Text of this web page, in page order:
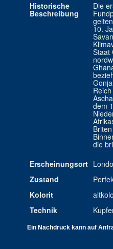
Historische
Beschreibung
Die
10.
Staat
dem
die
Erscheinungsort
Zustand
Kolorit
Technik
Ein Nachdruck kann auf